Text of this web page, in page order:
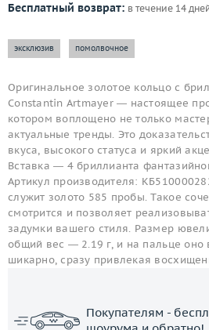
Бесплатный возврат: в течение 14
эксклюзив помолвочное
Оригинальное золотое кольцо с
Constantin Artmayer — настоящее
котором воплощено не только
актуальные тренды. Это
вкуса, высокого статуса и яркий
Вставка — 4 бриллианта
Артикул производителя:
служит золото 585 пробы. Такое
смотрится и позволяет
задумки вашего стиля. Размер
общий вес — 2.19 г, и на пальце оно
шикарно, сразу привлекая
Покупателям -